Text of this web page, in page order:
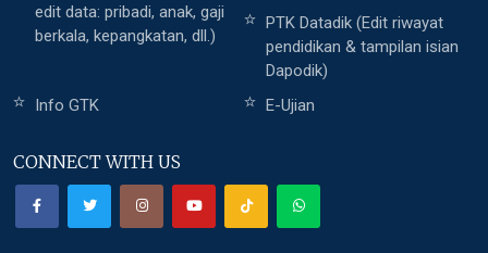
edit data: pribadi, anak, gaji
berkala, kepangkatan, dll.)
PTK Datadik (Edit riwayat
pendidikan & tampilan isian
Dapodik)
Info GTK
E-Ujian
CONNECT WITH US